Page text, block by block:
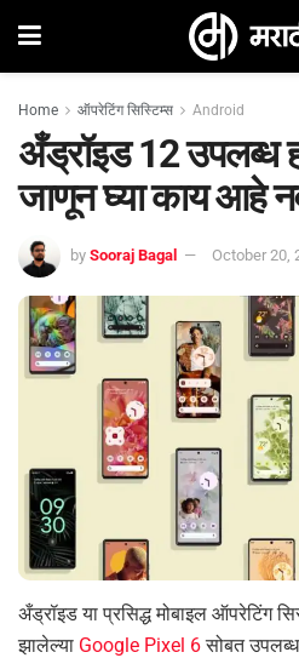
Home ऑपरेटिंग सिस्टिम्स Android
अँड्रॉइड 12 उपलब्ध
जाणून घ्या काय आहे
by Sooraj Bagal October 20,
अँड्रॉइड या प्रसिद्ध मोबाइल ऑपरेटिंग
झालेल्या Google Pixel 6सोबत